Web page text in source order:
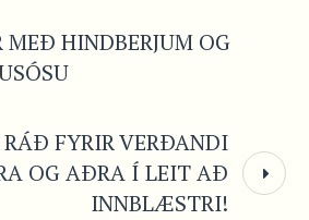
MEÐ HINDBERJUM OG
FYRIR VERÐANDI
OG AÐRA Í LEIT AÐ
INNBLÆSTRI!